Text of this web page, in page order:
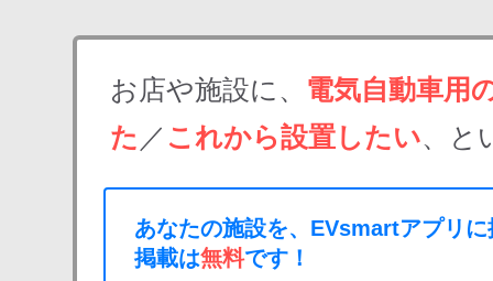
お店や施設に、 電気自動車用
た ／ これから設置したい、と
あなたの施設を、EVsmartアプリ
掲載は無料です！